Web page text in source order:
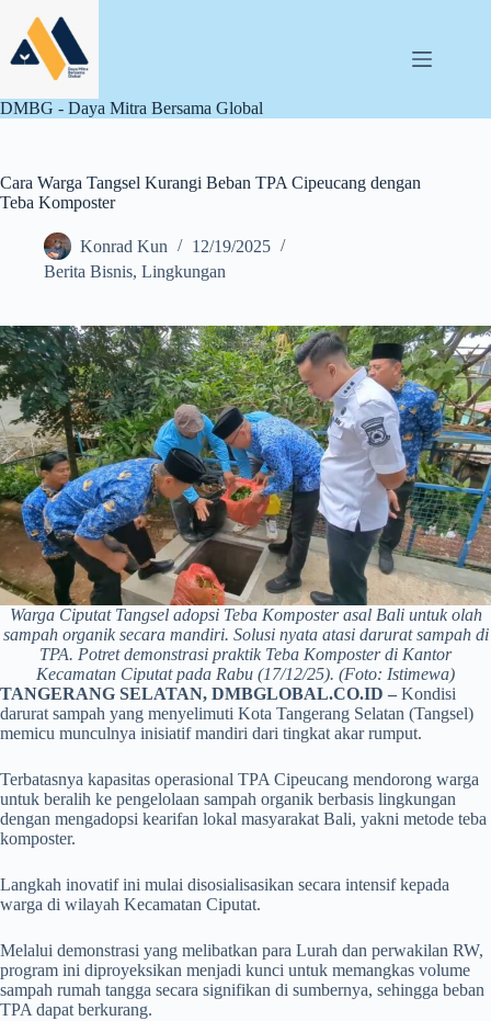
content
DMBG - Daya Mitra Bersama Global
Cara Warga Tangsel Kurangi Beban TPA Cipeucang dengan
Teba Komposter
Konrad Kun
12/19/2025
Berita Bisnis, Lingkungan
Warga Ciputat Tangsel adopsi Teba Komposter asal Bali untuk olah
sampah organik secara mandiri. Solusi nyata atasi darurat sampah di
TPA. Potret demonstrasi praktik Teba Komposter di Kantor
Kecamatan Ciputat pada Rabu (17/12/25). (Foto: Istimewa)
TANGERANG SELATAN, DMBGLOBAL.CO.ID – Kondisi
darurat sampah yang menyelimuti Kota Tangerang Selatan (Tangsel)
memicu munculnya inisiatif mandiri dari tingkat akar rumput.
Terbatasnya kapasitas operasional TPA Cipeucang mendorong warga
untuk beralih ke pengelolaan sampah organik berbasis lingkungan
dengan mengadopsi kearifan lokal masyarakat Bali, yakni metode teba
komposter.
Langkah inovatif ini mulai disosialisasikan secara intensif kepada
warga di wilayah Kecamatan Ciputat.
Melalui demonstrasi yang melibatkan para Lurah dan perwakilan RW,
program ini diproyeksikan menjadi kunci untuk memangkas volume
sampah rumah tangga secara signifikan di sumbernya, sehingga beban
TPA dapat berkurang.